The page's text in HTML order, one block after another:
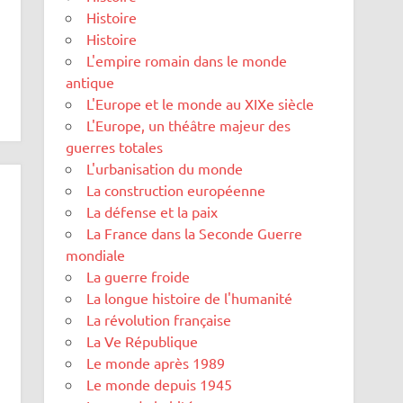
Histoire
Histoire
L'empire romain dans le monde
antique
L'Europe et le monde au XIXe siècle
L'Europe, un théâtre majeur des
guerres totales
L'urbanisation du monde
La construction européenne
La défense et la paix
La France dans la Seconde Guerre
mondiale
La guerre froide
La longue histoire de l'humanité
La révolution française
La Ve République
Le monde après 1989
Le monde depuis 1945